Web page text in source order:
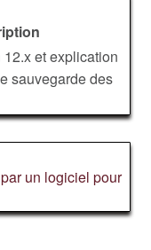
et explication
sauvegarde des
un logiciel pour